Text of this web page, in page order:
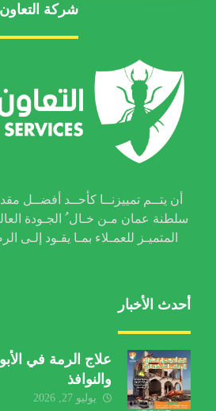
شركة التعاون
أن يتــم تمييزنــا كأحــد أفضــل
سلطنة عمان مـن خـال ُ الجـودة
المتميـز للعمـلاء بمـا يقـود إلـى
أحدث الأخبار
علاج الرمة في
والنوافذ
يوليو 27, 2026